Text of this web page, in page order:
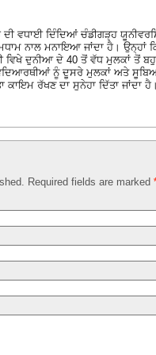
ਵਧਾਈ ਦਿੰਦਿਆਂ ਚੰਡੀਗੜ੍ਹ
ਨਾਲ ਮਨਾਇਆ ਜਾਂਦਾ ਹੈ। ਉਨ੍ਹਾਂ
ਵਿਖੇ ਦੁਨੀਆ ਦੇ 40 ਤੋਂ ਵੱਧ ਮੁਲਕਾਂ ਤੋਂ
ਨੂੰ ਦੂਸਰੇ ਮੁਲਕਾਂ ਅਤੇ
ਰੱਖਣ ਦਾ ਸੁਨੇਹਾ ਦਿੱਤਾ ਜਾਂਦਾ ਹੈ।
Required fields are marked